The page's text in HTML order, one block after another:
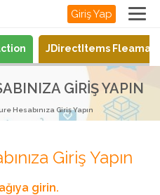
Giriş Yap
JDirectItems
GIRIŞ YAPIN
Hesabınıza Giriş Yapın
Giriş Yapın
girin.